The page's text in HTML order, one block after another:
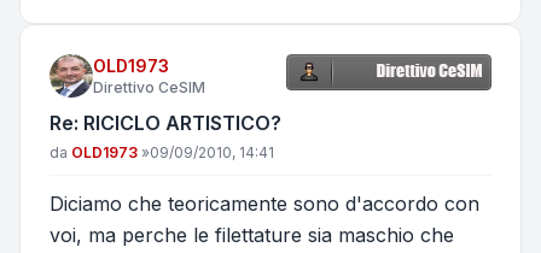
OLD1973
Direttivo CeSIM
Re: RICICLO ARTISTICO?
Messaggio
da OLD1973 »09/09/2010, 14:41
Diciamo che teoricamente sono d'accordo con
voi, ma perche le filettature sia maschio che